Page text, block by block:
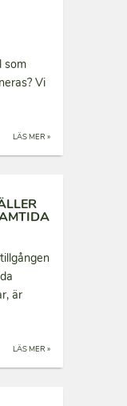
som
Vi
LÄS MER »
är
LÄS MER »